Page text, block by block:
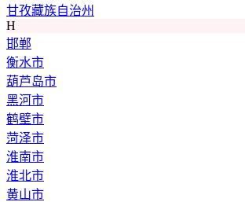
甘孜藏族自治州
H
邯郸
衡水市
葫芦岛市
黑河市
鹤壁市
菏泽市
淮南市
淮北市
黄山市